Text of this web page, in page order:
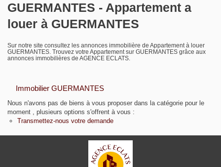
Notre agence
Biens vendus
GUERMANTES - Appartement a
louer à GUERMANTES
Sur notre site consultez les annonces immobilière de Appartement à louer
GUERMANTES. Trouvez votre Appartement sur GUERMANTES grâce aux
annonces immobilières de AGENCE ECLATS.
Immobilier GUERMANTES
Nous n'avons pas de biens à vous proposer dans la catégorie pour le
moment , plusieurs options s'offrent à vous :
Transmettez-nous votre demande